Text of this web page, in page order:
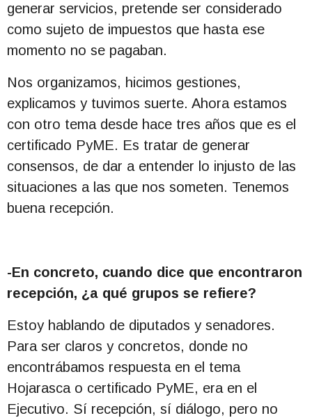
generar servicios, pretende ser considerado
como sujeto de impuestos que hasta ese
momento no se pagaban.
Nos organizamos, hicimos gestiones,
explicamos y tuvimos suerte. Ahora estamos
con otro tema desde hace tres años que es el
certificado PyME. Es tratar de generar
consensos, de dar a entender lo injusto de las
situaciones a las que nos someten. Tenemos
buena recepción.
-En concreto, cuando dice que encontraron
recepción, ¿a qué grupos se refiere?
Estoy hablando de diputados y senadores.
Para ser claros y concretos, donde no
encontrábamos respuesta en el tema
Hojarasca o certificado PyME, era en el
Ejecutivo. Sí recepción, sí diálogo, pero no